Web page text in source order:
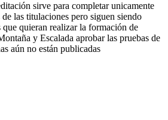
sirve para completar unicamente
las titulaciones pero siguen siendo
quieran realizar la formación de
y Escalada aprobar las pruebas de
aún no están publicadas